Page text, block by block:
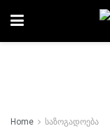
Home საზოგადოება